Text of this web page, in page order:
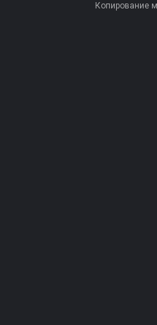
Копирование